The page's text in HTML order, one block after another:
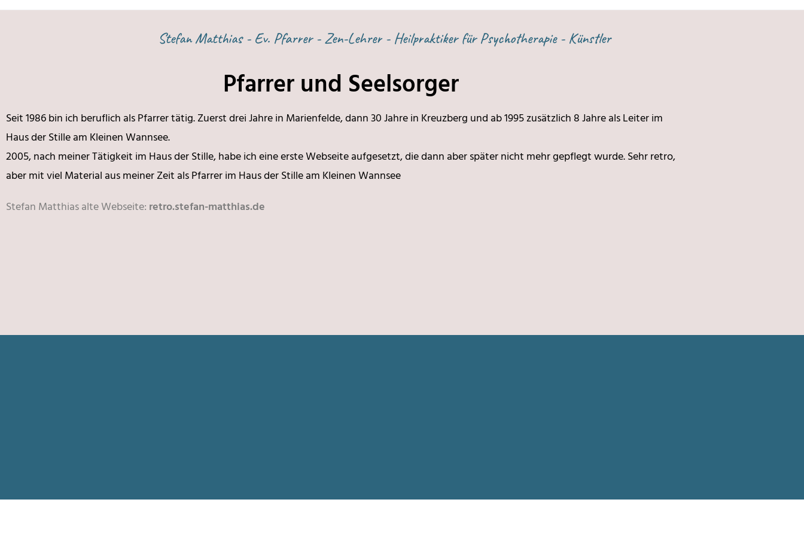
Stefan Matthias - Ev. Pfarrer - Zen-Lehrer - Heilpraktiker für Psychotherapie - Künstler
Pfarrer und Seelsorger
Seit 1986 bin ich beruflich als Pfarrer tätig. Zuerst drei Jahre in Marienfelde, dann 30 Jahre in Kreuzberg und ab 1995 zusätzlich 8 Jahre als Leiter im
Haus der Stille am Kleinen Wannsee.
2005, nach meiner Tätigkeit im Haus der Stille, habe ich eine erste Webseite aufgesetzt, die dann aber später nicht mehr gepflegt wurde. Sehr retro,
aber mit viel Material aus meiner Zeit als Pfarrer im Haus der Stille am Kleinen Wannsee
Stefan Matthias alte Webseite: retro.stefan-matthias.de